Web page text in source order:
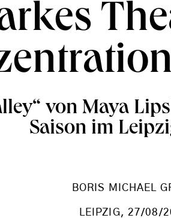
von Maya
Saison im
BORIS MICHAEL
LEIPZIG, 27/08/